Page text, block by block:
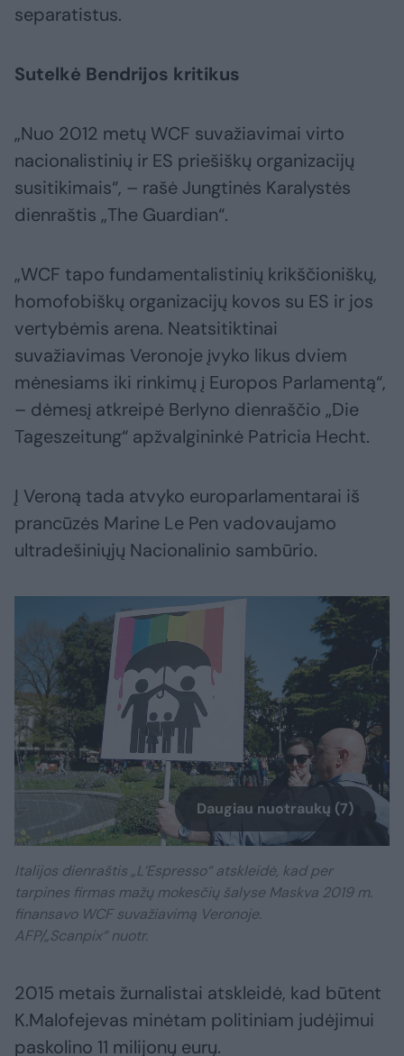
separatistus.
Sutelkė Bendrijos kritikus
„Nuo 2012 metų WCF suvažiavimai virto
nacionalistinių ir ES priešiškų organizacijų
susitikimais“, – rašė Jungtinės Karalystės
dienraštis „The Guardian“.
„WCF tapo fundamentalistinių krikščioniškų,
homofobiškų organizacijų kovos su ES ir jos
vertybėmis arena. Neatsitiktinai
suvažiavimas Veronoje įvyko likus dviem
mėnesiams iki rinkimų į Europos Parlamentą“,
– dėmesį atkreipė Berlyno dienraščio „Die
Tageszeitung“ apžvalgininkė Patricia Hecht.
Į Veroną tada atvyko europarlamentarai iš
prancūzės Marine Le Pen vadovaujamo
ultradešiniųjų Nacionalinio sambūrio.
Daugiau nuotraukų (7)
Italijos dienraštis „L’Espresso“ atskleidė, kad per
tarpines firmas mažų mokesčių šalyse Maskva 2019 m.
finansavo WCF suvažiavimą Veronoje.
AFP/„Scanpix“ nuotr.
2015 metais žurnalistai atskleidė, kad būtent
K.Malofejevas minėtam politiniam judėjimui
paskolino 11 milijonų eurų.